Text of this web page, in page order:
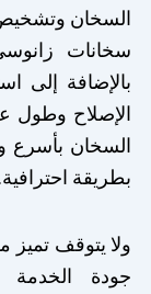
السخان
سخانات
بالإضافة إلى
الإصلاح وطول
السخان بأسرع
بطريقة احترافية.
ولا يتوقف
جودة